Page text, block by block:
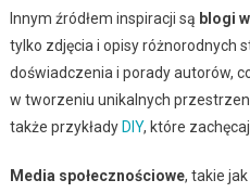
Innym źródłem inspiracji są blogi
tylko zdjęcia i opisy różnorodnych
doświadczenia i porady autorów,
w tworzeniu unikalnych
także przykłady DIY, które
Media społecznościowe, takie